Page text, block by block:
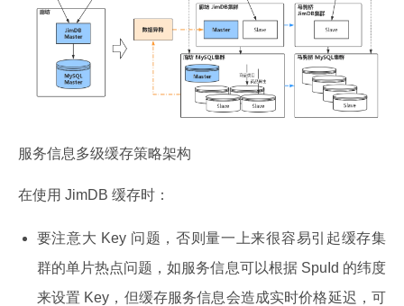
服务信息多级缓存策略架构
在使用 JimDB 缓存时：
要注意大 Key 问题，否则量一上来很容易引起缓存集
群的单片热点问题，如服务信息可以根据 SpuId 的纬度
来设置 Key，但缓存服务信息会造成实时价格延迟，可